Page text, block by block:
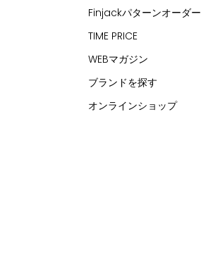
Finjackパターンオーダー
TIME PRICE
WEBマガジン
ブランドを探す
オンラインショップ